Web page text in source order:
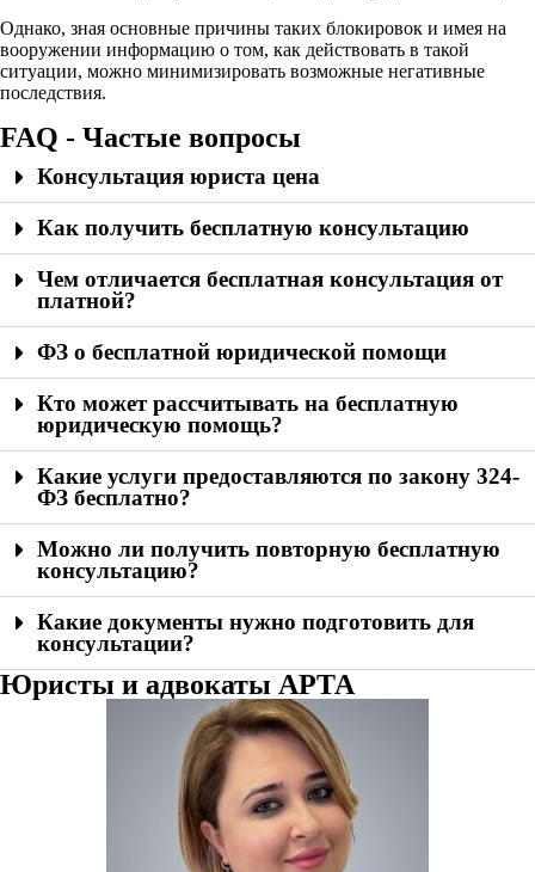
Однако, зная основные причины таких блокировок и имея на
вооружении информацию о том, как действовать в такой
ситуации, можно минимизировать возможные негативные
последствия.
FAQ - Частые вопросы
Консультация юриста цена
Как получить бесплатную консультацию
Чем отличается бесплатная консультация от
платной?
ФЗ о бесплатной юридической помощи
Кто может рассчитывать на бесплатную
юридическую помощь?
Какие услуги предоставляются по закону 324-
ФЗ бесплатно?
Можно ли получить повторную бесплатную
консультацию?
Какие документы нужно подготовить для
консультации?
Юристы и адвокаты АРТА